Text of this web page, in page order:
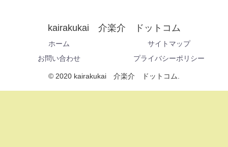
kairakukai 介楽介 ドットコム
ホーム
サイトマップ
お問い合わせ
プライバシーポリシー
© 2020 kairakukai 介楽介 ドットコム.